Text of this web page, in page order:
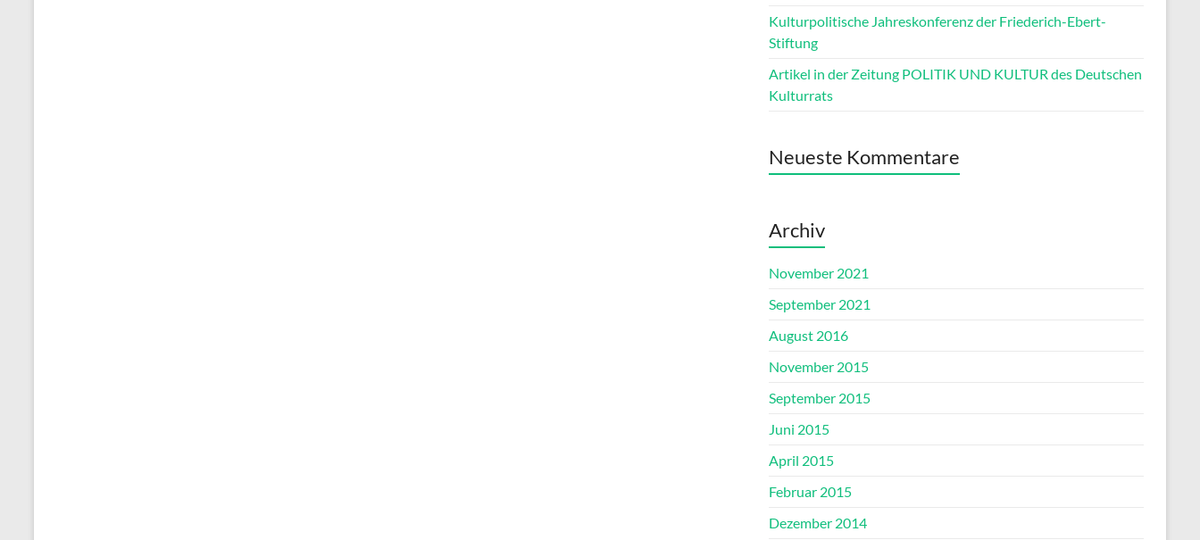
Kulturpolitische Jahreskonferenz der Friederich-Ebert-
Stiftung
Artikel in der Zeitung POLITIK UND KULTUR des Deutschen
Kulturrats
Neueste Kommentare
Archiv
November 2021
September 2021
August 2016
November 2015
September 2015
Juni 2015
April 2015
Februar 2015
Dezember 2014